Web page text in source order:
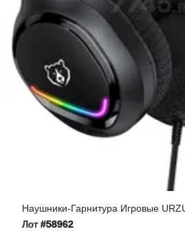
Наушники-Гарнитура Игровые
Лот#58962